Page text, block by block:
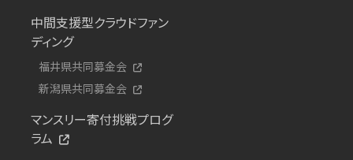
中間支援型クラウドファン
ディング
福井県共同募金会
新潟県共同募金会
マンスリー寄付挑戦プログ
ラム